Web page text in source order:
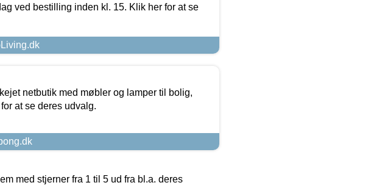
ved bestilling inden kl. 15. Klik her for at se
netbutik med møbler og lamper til bolig,
at se deres udvalg.
med stjerner fra 1 til 5 ud fra bl.a. deres